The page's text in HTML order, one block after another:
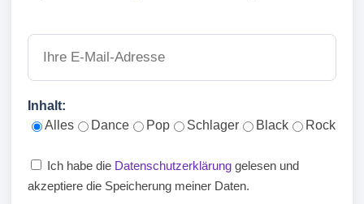
Inhalt:
Alles
Dance Pop Schlager Black Rock
Ich habe die Datenschutzerklärung gelesen und
akzeptiere die Speicherung meiner Daten.